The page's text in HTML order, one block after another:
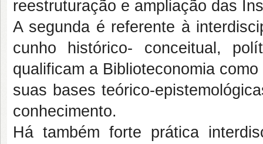
reestruturação e ampliação das
A segunda é referente à
cunho histórico- conceitual,
qualificam a Biblioteconomia
suas bases teórico-
conhecimento.
Há também forte prática